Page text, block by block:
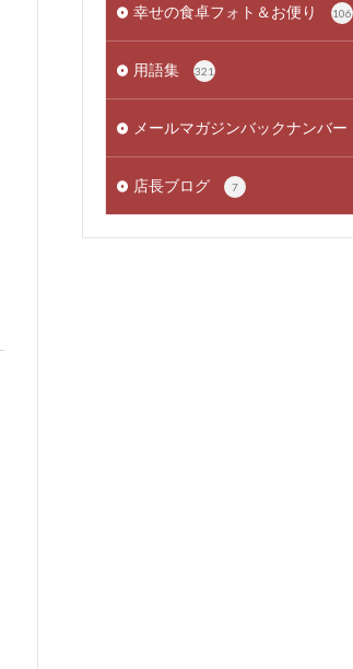
幸せの食卓フォト＆お便り 106
用語集 321
メールマガジンバックナンバー
店長ブログ 7